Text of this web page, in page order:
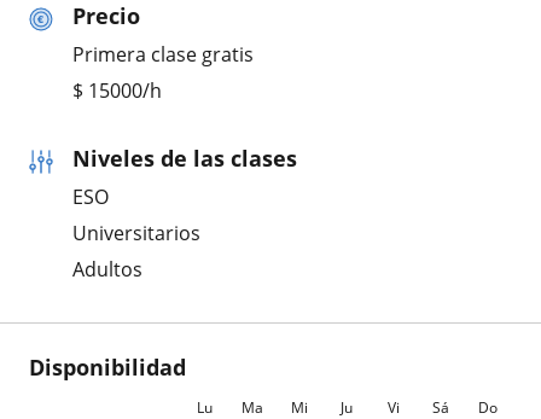
Precio
Primera clase gratis
$ 15000/h
Niveles de las clases
ESO
Universitarios
Adultos
Disponibilidad
Lu Ma Mi Ju Vi Sá Do